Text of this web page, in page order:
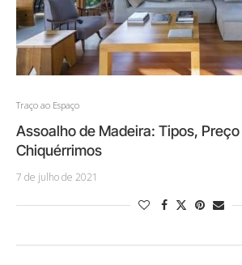
Traço ao Espaço
Assoalho de Madeira: Tipos,
Chiquérrimos
7 de julho de 2021